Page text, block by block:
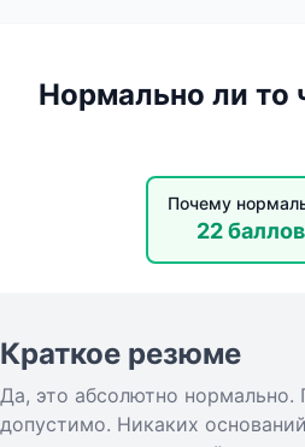
Нормально ли то
Почему
22 баллов
Краткое резюме
Да, это абсолютно нормально.
допустимо. Никаких